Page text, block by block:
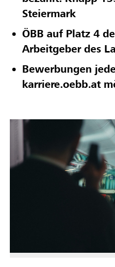
Steiermark
ÖBB auf Platz 4
Arbeitgeber des
Bewerbungen
karriere.oebb.at